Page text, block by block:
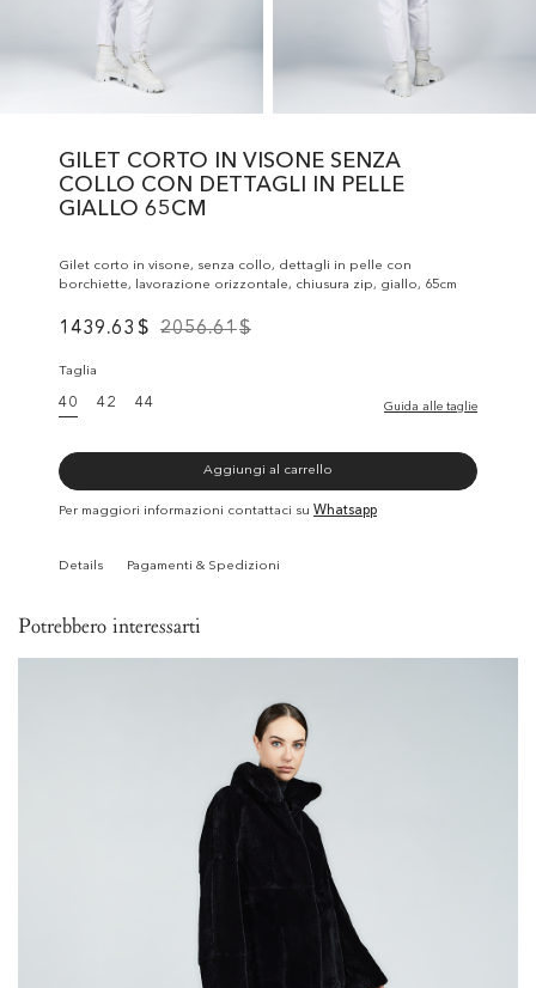
GILET CORTO IN VISONE SENZA
COLLO CON DETTAGLI IN PELLE
GIALLO 65CM
Gilet corto in visone, senza collo, dettagli in pelle con
borchiette, lavorazione orizzontale, chiusura zip, giallo, 65cm
1439.63 $ 2056.61$
Taglia
40 42 44 Guida alle taglie
Aggiungi al carrello
Per maggiori informazioni contattaci su Whatsapp
Details Pagamenti & Spedizioni
Potrebbero interessarti